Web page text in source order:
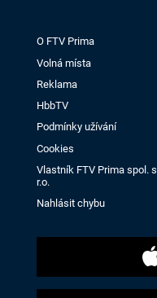
O FTV Prima
Volná místa
Reklama
HbbTV
Podmínky užívání
Cookies
Vlastník FTV Prima spol. s
r.o.
Nahlásit chybu